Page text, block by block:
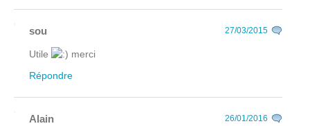
sou 27/03/2015
Utile
merci
Répondre
Alain 26/01/2016